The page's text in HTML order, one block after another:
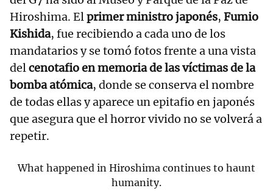
Hiroshima. Elprimer ministro japonés, Fumio
Kishida, fue recibiendo a cada uno de los
mandatarios y se tomó fotos frente a una vista
delcenotafio en memoria de las víctimas de la
bomba atómica, donde se conserva el nombre
de todas ellas y aparece un epitafio en japonés
que asegura que el horror vivido no se volverá a
repetir.
What happened in Hiroshima continues to haunt
humanity.